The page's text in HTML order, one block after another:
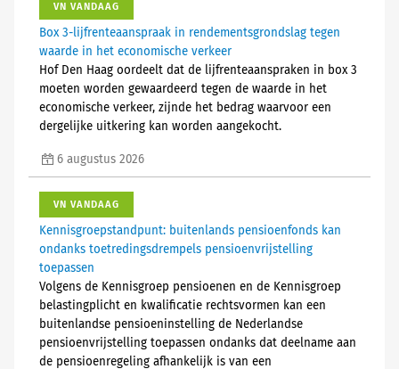
VN VANDAAG
Box 3-lijfrenteaanspraak in rendementsgrondslag tegen
waarde in het economische verkeer
Hof Den Haag oordeelt dat de lijfrenteaanspraken in box 3
moeten worden gewaardeerd tegen de waarde in het
economische verkeer, zijnde het bedrag waarvoor een
dergelijke uitkering kan worden aangekocht.
6 augustus 2026
VN VANDAAG
Kennisgroepstandpunt: buitenlands pensioenfonds kan
ondanks toetredingsdrempels pensioenvrijstelling
toepassen
Volgens de Kennisgroep pensioenen en de Kennisgroep
belastingplicht en kwalificatie rechtsvormen kan een
buitenlandse pensioeninstelling de Nederlandse
pensioenvrijstelling toepassen ondanks dat deelname aan
de pensioenregeling afhankelijk is van een